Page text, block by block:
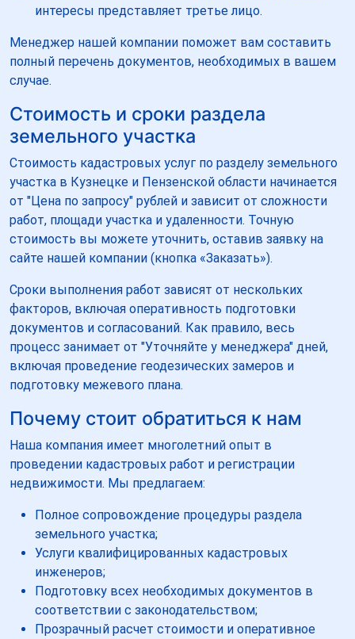
интересы представляет третье лицо.
Менеджер нашей компании поможет вам составить
полный перечень документов, необходимых в вашем
случае.
Стоимость и сроки раздела
земельного участка
Стоимость кадастровых услуг по разделу земельного
участка в Кузнецке и Пензенской области начинается
от "Цена по запросу" рублей и зависит от сложности
работ, площади участка и удаленности. Точную
стоимость вы можете уточнить, оставив заявку на
сайте нашей компании (кнопка «Заказать»).
Сроки выполнения работ зависят от нескольких
факторов, включая оперативность подготовки
документов и согласований. Как правило, весь
процесс занимает от "Уточняйте у менеджера" дней,
включая проведение геодезических замеров и
подготовку межевого плана.
Почему стоит обратиться к нам
Наша компания имеет многолетний опыт в
проведении кадастровых работ и регистрации
недвижимости. Мы предлагаем:
Полное сопровождение процедуры раздела
земельного участка;
Услуги квалифицированных кадастровых
инженеров;
Подготовку всех необходимых документов в
соответствии с законодательством;
Прозрачный расчет стоимости и оперативное